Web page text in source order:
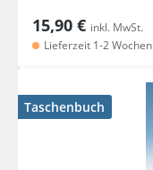
15,90 € inkl. MwSt.
Lieferzeit 1-2 Wochen
Taschenbuch